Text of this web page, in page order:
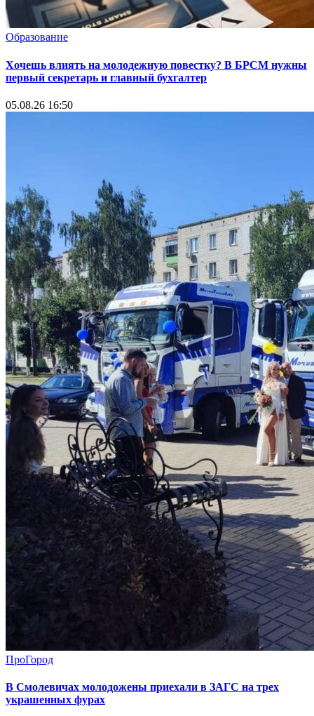
Образование
Хочешь влиять на молодежную повестку? В БРСМ нужны
первый секретарь и главный бухгалтер
05.08.26 16:50
ПроГород
В Смолевичах молодожены приехали в ЗАГС на трех
украшенных фурах